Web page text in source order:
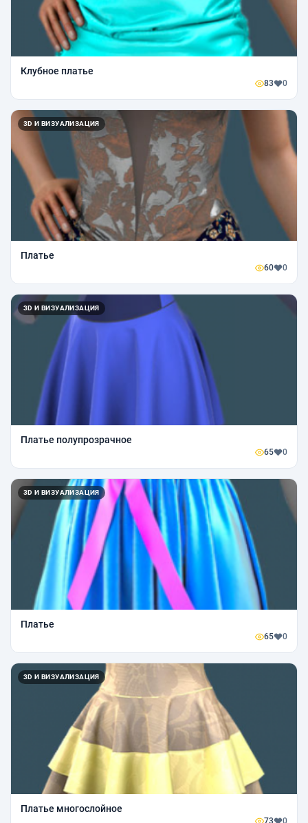
Клубное платье
83 0
3D И ВИЗУАЛИЗАЦИЯ
Платье
60 0
3D И ВИЗУАЛИЗАЦИЯ
Платье полупрозрачное
65 0
3D И ВИЗУАЛИЗАЦИЯ
Платье
65 0
3D И ВИЗУАЛИЗАЦИЯ
Платье многослойное
73 0